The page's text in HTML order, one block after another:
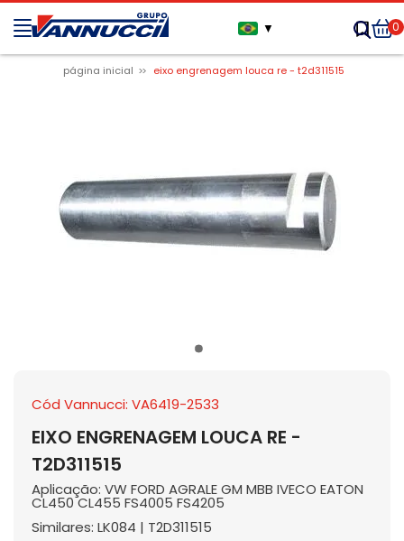
▼ 0
página inicial eixo engrenagem louca re - t2d311515
Cód Vannucci: VA6419-2533
EIXO ENGRENAGEM LOUCA RE -
T2D311515
Aplicação: VW FORD AGRALE GM MBB IVECO EATON
CL450 CL455 FS4005 FS4205
Similares: LK084 | T2D311515